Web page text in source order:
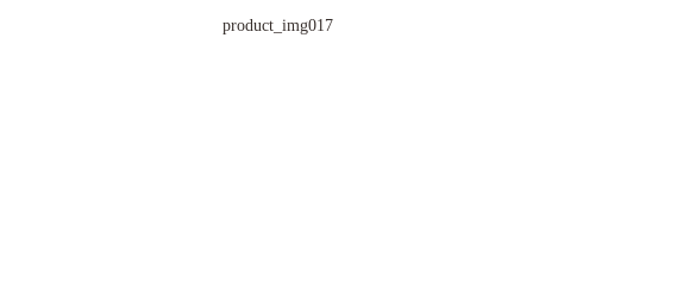
product_img017